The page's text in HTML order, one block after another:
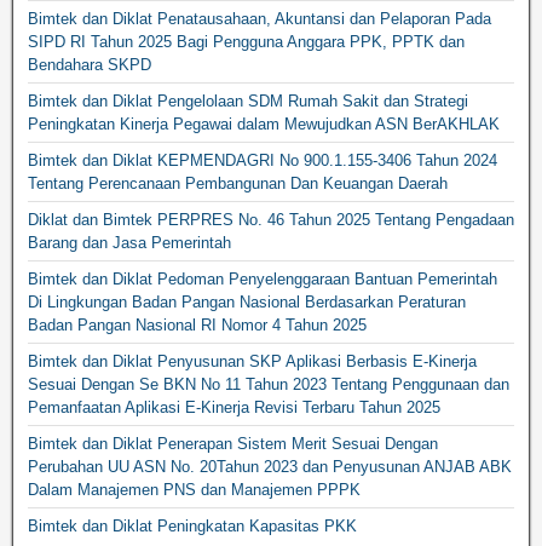
Bimtek dan Diklat Penatausahaan, Akuntansi dan Pelaporan Pada
SIPD RI Tahun 2025 Bagi Pengguna Anggara PPK, PPTK dan
Bendahara SKPD
Bimtek dan Diklat Pengelolaan SDM Rumah Sakit dan Strategi
Peningkatan Kinerja Pegawai dalam Mewujudkan ASN BerAKHLAK
Bimtek dan Diklat KEPMENDAGRI No 900.1.155-3406 Tahun 2024
Tentang Perencanaan Pembangunan Dan Keuangan Daerah
Diklat dan Bimtek PERPRES No. 46 Tahun 2025 Tentang Pengadaan
Barang dan Jasa Pemerintah
Bimtek dan Diklat Pedoman Penyelenggaraan Bantuan Pemerintah
Di Lingkungan Badan Pangan Nasional Berdasarkan Peraturan
Badan Pangan Nasional RI Nomor 4 Tahun 2025
Bimtek dan Diklat Penyusunan SKP Aplikasi Berbasis E-Kinerja
Sesuai Dengan Se BKN No 11 Tahun 2023 Tentang Penggunaan dan
Pemanfaatan Aplikasi E-Kinerja Revisi Terbaru Tahun 2025
Bimtek dan Diklat Penerapan Sistem Merit Sesuai Dengan
Perubahan UU ASN No. 20Tahun 2023 dan Penyusunan ANJAB ABK
Dalam Manajemen PNS dan Manajemen PPPK
Bimtek dan Diklat Peningkatan Kapasitas PKK